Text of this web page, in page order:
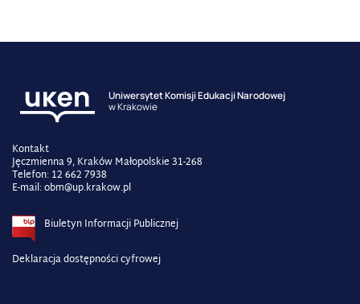
Uniwersytet Komisji Edukacji Narodowej
w Krakowie
Kontakt
Jęczmienna 9, Kraków Małopolskie 31-268
Telefon: 12 662 7938
E-mail: obm@up.krakow.pl
Biuletyn Informacji Publicznej
Deklaracja dostępności cyfrowej